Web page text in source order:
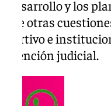
desarrollo y los
otras
e
judicial.